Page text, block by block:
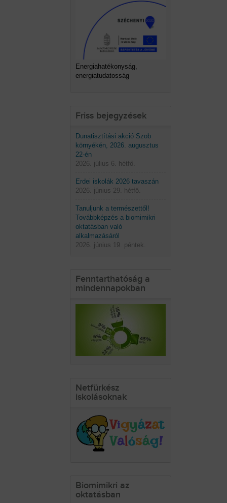
Energiahatékonyság,
energiatudatosság
Friss bejegyzések
Dunatisztítási akció Szob
környékén, 2026. augusztus
22-én
2026. július 6. hétfő.
Erdei iskolák 2026 tavaszán
2026. június 29. hétfő.
Tanuljunk a természettől!
Továbbképzés a biomimikri
oktatásban való
alkalmazásáról
2026. június 19. péntek.
Fenntarthatóság a
mindennapokban
Netfürkész
iskolásoknak
Biomimikri az
oktatásban